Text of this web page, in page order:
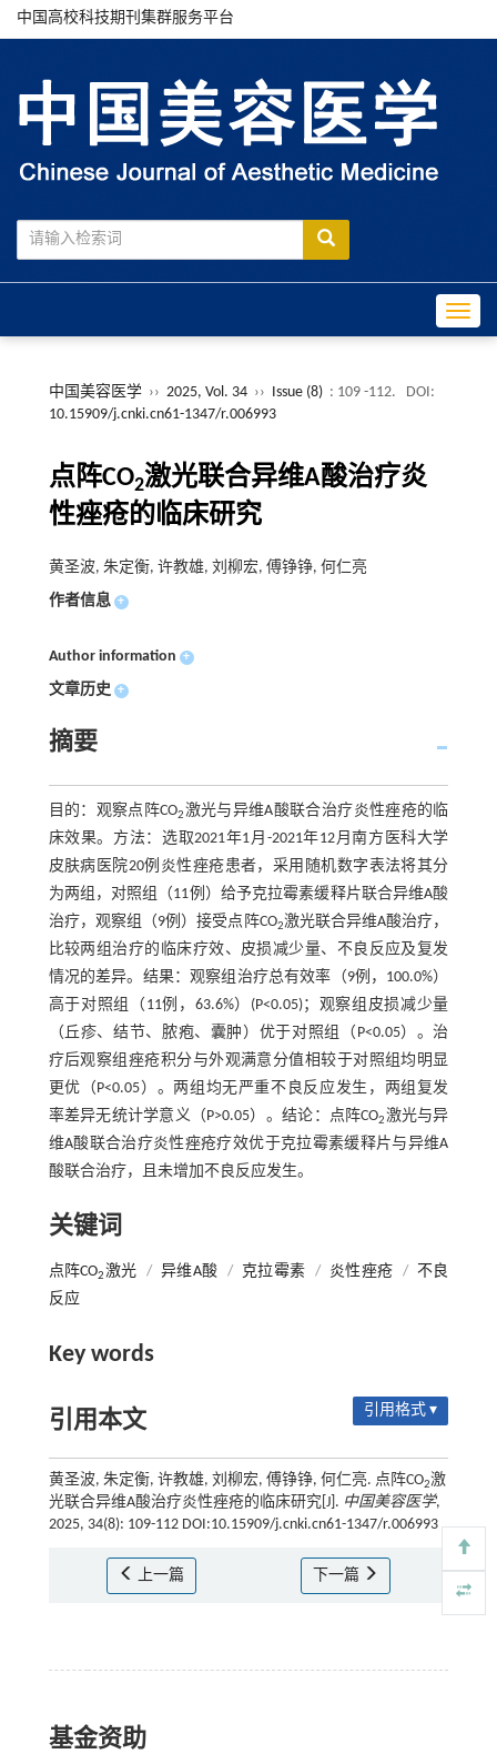
中国高校科技期刊集群服务平台
中国美容医学 ›› 2025, Vol. 34 ›› Issue (8) : 109 -112.
DOI:
10.15909/j.cnki.cn61-1347/r.006993
点阵CO2激光联合异维A酸治疗炎
性痤疮的临床研究
黄圣波, 朱定衡, 许教雄, 刘柳宏, 傅铮铮, 何仁亮
作者信息 +
Author information +
文章历史 +
摘要
目的：观察点阵CO2激光与异维A酸联合治疗炎性痤疮的临
床效果。方法：选取2021年1月-2021年12月南方医科大学
皮肤病医院20例炎性痤疮患者，采用随机数字表法将其分
为两组，对照组（11例）给予克拉霉素缓释片联合异维A酸
治疗，观察组（9例）接受点阵CO2激光联合异维A酸治疗，
比较两组治疗的临床疗效、皮损减少量、不良反应及复发
情况的差异。结果：观察组治疗总有效率（9例，100.0%）
高于对照组（11例，63.6%）(P<0.05)；观察组皮损减少量
（丘疹、结节、脓疱、囊肿）优于对照组（P<0.05）。治
疗后观察组痤疮积分与外观满意分值相较于对照组均明显
更优（P<0.05）。两组均无严重不良反应发生，两组复发
率差异无统计学意义（P>0.05）。结论：点阵CO2激光与异
维A酸联合治疗炎性痤疮疗效优于克拉霉素缓释片与异维A
酸联合治疗，且未增加不良反应发生。
关键词
点阵CO2激光 / 异维A酸 / 克拉霉素 / 炎性痤疮 / 不良
反应
Key words
引用本文 引用格式 ▾
黄圣波, 朱定衡, 许教雄, 刘柳宏, 傅铮铮, 何仁亮. 点阵CO2激
光联合异维A酸治疗炎性痤疮的临床研究[J]. 中国美容医学,
2025, 34(8): 109-112 DOI:10.15909/j.cnki.cn61-1347/r.006993
上一篇 下一篇
基金资助